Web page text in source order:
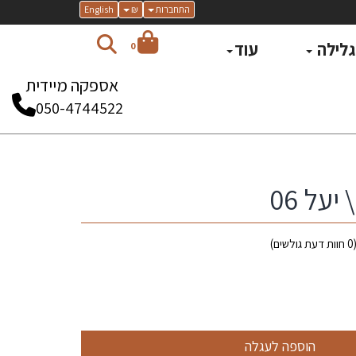
התחברות English ₪
גלילה עוד 0
אספקה מיידית
050-4744522
06
(
0 חוות דעת גולשים)